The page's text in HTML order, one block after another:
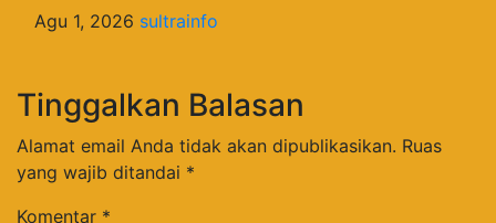
Agu 1, 2026 sultrainfo
Tinggalkan Balasan
Alamat email Anda tidak akan dipublikasikan. Ruas
yang wajib ditandai *
Komentar *